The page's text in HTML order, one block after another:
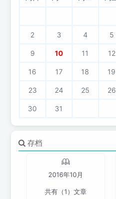
2 3 4 5
9 10 11 12
16 17 18 19
23 24 25 26
30 31
存档
2016年10月
共有（1）文章